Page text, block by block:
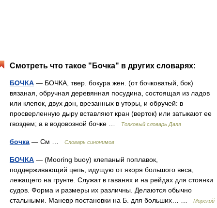
Смотреть что такое "Бочка" в других словарях:
БОЧКА — БОЧКА, твер. бокура жен. (от бочковатый, бок)
вязаная, обручная деревянная посудина, состоящая из ладов
или клепок, двух дон, врезанных в уторы, и обручей: в
просверленную дыру вставляют кран (верток) или затыкают ее
гвоздем; а в водовозной бочке …
Толковый словарь Даля
бочка — См … Словарь синонимов
БОЧКА — (Mooring buoy) клепаный поплавок,
поддерживающий цепь, идущую от якоря большого веса,
лежащего на грунте. Служат в гаванях и на рейдах для стоянки
судов. Форма и размеры их различны. Делаются обычно
стальными. Маневр постановки на Б. для больших… …
Морской